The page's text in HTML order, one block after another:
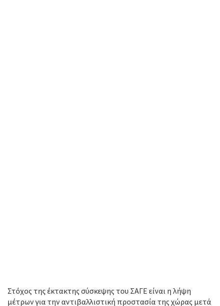
Στόχος της έκτακτης σύσκεψης του ΣΑΓΕ είναι η λήψη
μέτρων για την αντιβαλλιστική προστασία της χώρας μετά